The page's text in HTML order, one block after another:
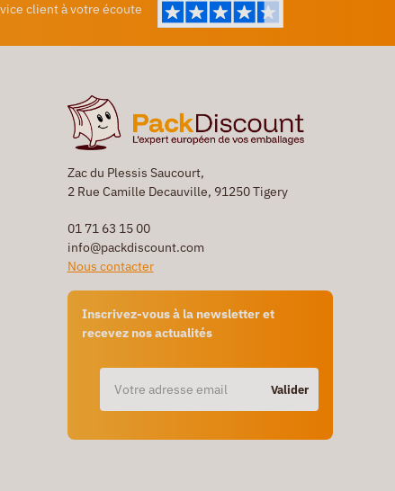
client à votre écoute
Zac du Plessis Saucourt,
2 Rue Camille Decauville, 91250 Tigery
01 71 63 15 00
info@packdiscount.com
Nous contacter
Inscrivez-vous à la newsletter et
recevez nos actualités
Valider